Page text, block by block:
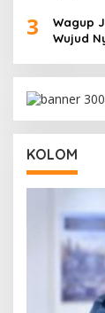
3
Wagup
Wujud
KOLOM